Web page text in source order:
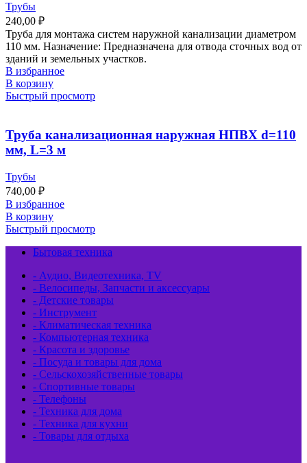
Трубы
240,00 ₽
Труба для монтажа систем наружной канализации диаметром
110 мм. Назначение: Предназначена для отвода сточных вод от
зданий и земельных участков.
В избранное
В корзину
Быстрый просмотр
Труба канализационная наружная НПВХ d=110
мм, L=3 м
Трубы
740,00 ₽
В избранное
В корзину
Быстрый просмотр
Бытовая техника
- Аудио, Видеотехника, TV
- Велосипеды, Запчасти и аксессуары
- Детские товары
- Инструмент
- Климатическая техника
- Компьютерная техника
- Красота и здоровье
- Посуда и товары для дома
- Сельскохозяйственные товары
- Спортивные товары
- Телефоны
- Техника для дома
- Техника для кухни
- Товары для отдыха